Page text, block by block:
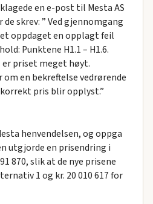
en e-post til Mesta AS
skrev: ” Ved gjennomgang
oppdaget en opplagt feil
Punktene H1.1 – H1.6.
er priset meget høyt.
en bekreftelse vedrørende
pris blir opplyst.”
henvendelsen, og oppga
utgjorde en prisendring i
870, slik at de nye prisene
1 og kr. 20 010 617 for